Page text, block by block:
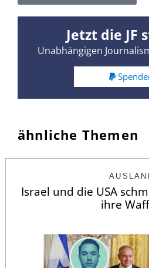
Jetzt die JF
Unabhängigen
ähnliche Themen
Israel und die USA
ihre